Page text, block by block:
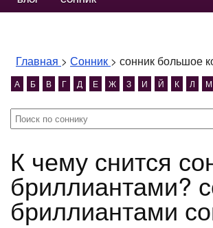
Главная > Сонник > сонник большое
А Б В Г Д Е Ж З И Й К Л М
К чему снится сонник большое кольцо с
бриллиантами?
бриллиантами